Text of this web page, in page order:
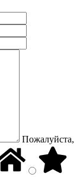
Пожалуйста,